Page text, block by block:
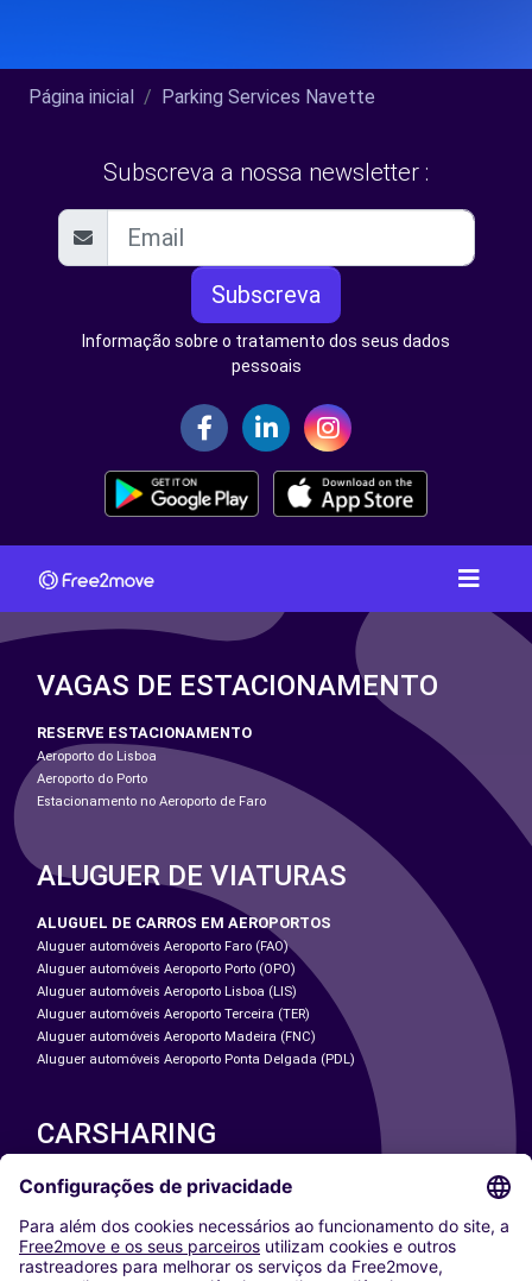
Página inicial Parking Services Navette
Subscreva a nossa newsletter :
Subscreva
Informação sobre o tratamento dos seus dados
pessoais
VAGAS DE ESTACIONAMENTO
RESERVE ESTACIONAMENTO
Aeroporto do Lisboa
Aeroporto do Porto
Estacionamento no Aeroporto de Faro
ALUGUER DE VIATURAS
ALUGUEL DE CARROS EM AEROPORTOS
Aluguer automóveis Aeroporto Faro (FAO)
Aluguer automóveis Aeroporto Porto (OPO)
Aluguer automóveis Aeroporto Lisboa (LIS)
Aluguer automóveis Aeroporto Terceira (TER)
Aluguer automóveis Aeroporto Madeira (FNC)
Aluguer automóveis Aeroporto Ponta Delgada (PDL)
CARSHARING
NOSSAS CIDADES
Washington DC
Milan
Rome